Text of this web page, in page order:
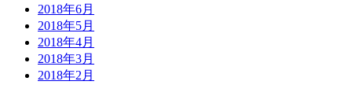
2018年6月
2018年5月
2018年4月
2018年3月
2018年2月